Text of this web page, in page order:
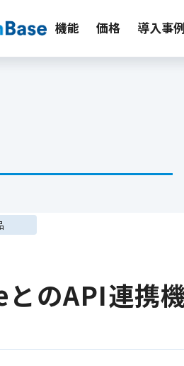
機能 価格 導入事
のAPI連携